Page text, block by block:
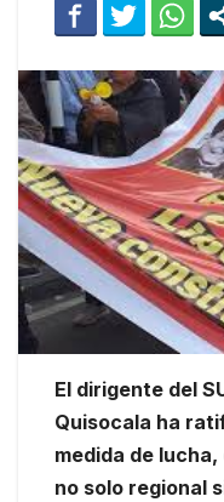
El dirigente del
Quisocala ha
medida de
no solo regional